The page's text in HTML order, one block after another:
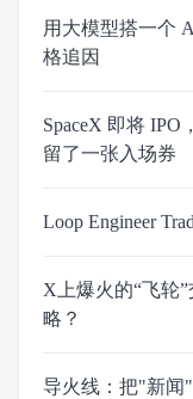
用大模型搭一个
格追因
SpaceX 即将
留了一张入场券
Loop Engineer
X上爆火的“飞轮
略？
导火线：把"新闻